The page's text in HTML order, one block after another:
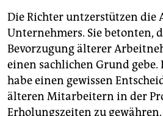
Die Richter untzerstützen die
Unternehmers. Sie betonten,
Bevorzugung älterer
einen sachlichen Grund gebe.
habe einen gewissen
älteren Mitarbeitern in der
Erholungszeiten zu gewähren.